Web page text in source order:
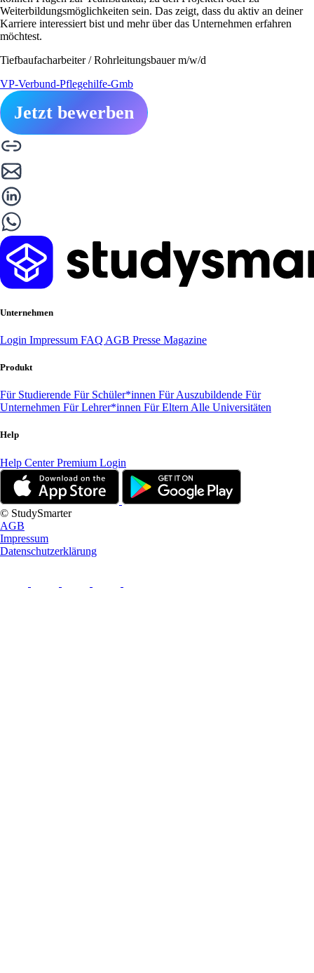
Weiterbildungsmöglichkeiten sein. Das zeigt, dass du aktiv an deiner
Karriere interessiert bist und mehr über das Unternehmen erfahren
möchtest.
Tiefbaufacharbeiter / Rohrleitungsbauer m/w/d
VP-Verbund-Pflegehilfe-Gmb
Jetzt bewerben
Unternehmen
Login Impressum FAQ AGB Presse Magazine
Produkt
Für Studierende Für Schüler*innen Für Auszubildende Für
Unternehmen Für Lehrer*innen Für Eltern Alle Universitäten
Help
Help CenterPremium Login
© StudySmarter
AGB
Impressum
Datenschutzerklärung